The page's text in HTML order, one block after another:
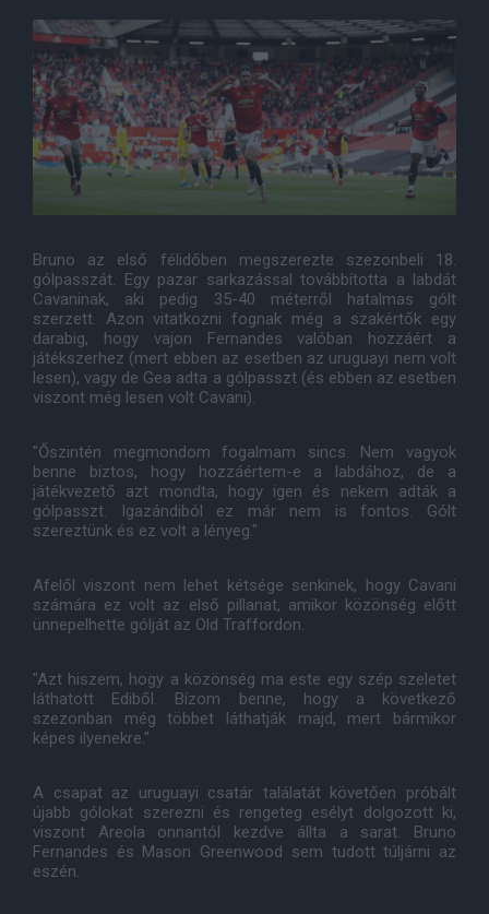
Bruno az első félidőben megszerezte szezonbeli 18.
gólpasszát. Egy pazar sarkazással továbbította a labdát
Cavaninak, aki pedig 35-40 méterről hatalmas gólt
szerzett. Azon vitatkozni fognak még a szakértők egy
darabig, hogy vajon Fernandes valóban hozzáért a
játékszerhez (mert ebben az esetben az uruguayi nem volt
lesen), vagy de Gea adta a gólpasszt (és ebben az esetben
viszont még lesen volt Cavani).
"Őszintén megmondom fogalmam sincs. Nem vagyok
benne biztos, hogy hozzáértem-e a labdához, de a
játékvezető azt mondta, hogy igen és nekem adták a
gólpasszt. Igazándiból ez már nem is fontos. Gólt
szereztünk és ez volt a lényeg."
Afelől viszont nem lehet kétsége senkinek, hogy Cavani
számára ez volt az első pillanat, amikor közönség előtt
ünnepelhette gólját az Old Traffordon.
"Azt hiszem, hogy a közönség ma este egy szép szeletet
láthatott Ediből. Bízom benne, hogy a következő
szezonban még többet láthatják majd, mert bármikor
képes ilyenekre."
A csapat az uruguayi csatár találatát követően próbált
újabb gólokat szerezni és rengeteg esélyt dolgozott ki,
viszont Areola onnantól kezdve állta a sarat. Bruno
Fernandes és Mason Greenwood sem tudott túljárni az
eszén.